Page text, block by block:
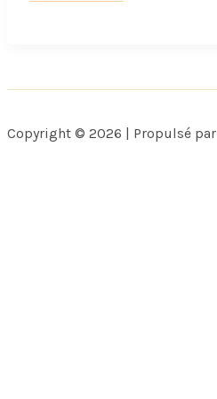
choux
avec
Copyright © 2026 | Propulsé par